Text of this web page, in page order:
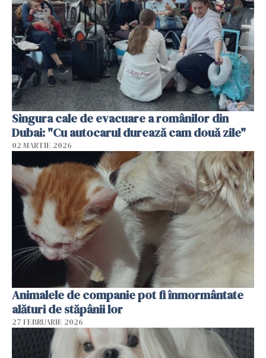
Singura cale de evacuare a românilor din
Dubai: "Cu autocarul durează cam două zile"
02 MARTIE 2026
Animalele de companie pot fi înmormântate
alături de stăpânii lor
27 FEBRUARIE 2026